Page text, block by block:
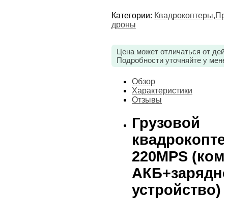
Категории: Квадрокоптеры,
дроны
Цена может отличаться от
Подробности уточняйте у
Обзор
Характеристики
Отзывы
Грузовой
220MPS
устройство)